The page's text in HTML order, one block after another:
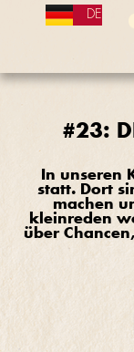
DE
#23:
In unseren
statt. Dort
machen
kleinreden
über